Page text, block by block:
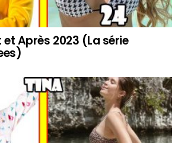
Après 2023 (La série